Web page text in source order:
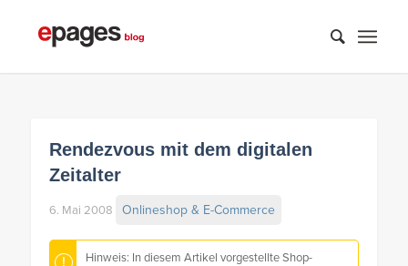
Rendezvous mit dem digitalen
Zeitalter
6. Mai 2008 Onlineshop & E-Commerce
Hinweis: In diesem Artikel vorgestellte Shop-